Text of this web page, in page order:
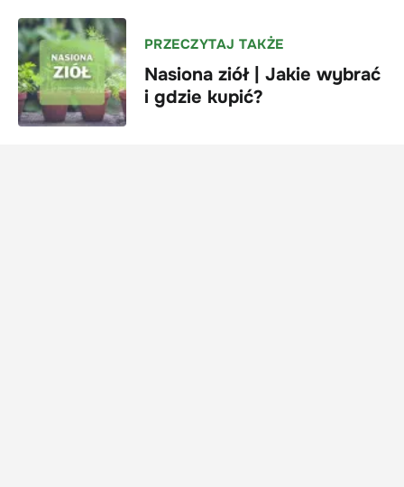
PRZECZYTAJ TAKŻE
Nasiona ziół | Jakie wybrać
i gdzie kupić?